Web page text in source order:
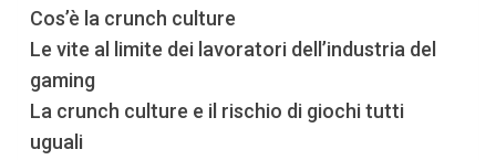
Cos’è la crunch culture
Le vite al limite dei lavoratori dell’industria del
gaming
La crunch culture e il rischio di giochi tutti
uguali